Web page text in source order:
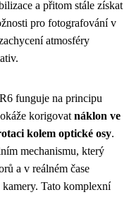
a přitom stále získat
pro fotografování v
atmosféry
funguje na principu
korigovat náklon ve
kolem optické osy.
mechanismu, který
a v reálném čase
Tato komplexní